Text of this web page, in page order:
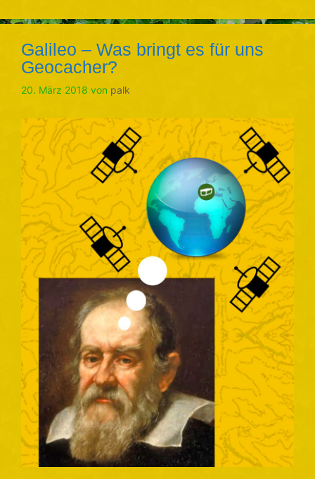
Galileo – Was bringt es für uns
Geocacher?
20. März 2018 von palk